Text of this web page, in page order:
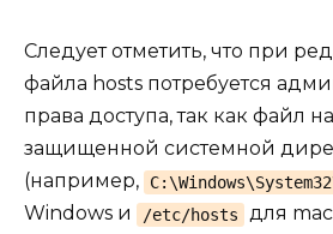
Следует отметить, что при
файла hosts потребуется
права доступа, так как файл
защищенной системной
(например,
Windows и
/etc/hosts
для